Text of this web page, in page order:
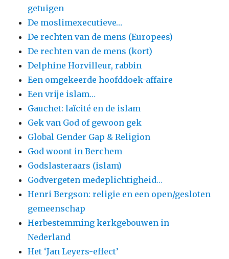
getuigen
De moslimexecutieve…
De rechten van de mens (Europees)
De rechten van de mens (kort)
Delphine Horvilleur, rabbin
Een omgekeerde hoofddoek-affaire
Een vrije islam…
Gauchet: laïcité en de islam
Gek van God of gewoon gek
Global Gender Gap & Religion
God woont in Berchem
Godslasteraars (islam)
Godvergeten medeplichtigheid…
Henri Bergson: religie en een open/gesloten
gemeenschap
Herbestemming kerkgebouwen in
Nederland
Het ‘Jan Leyers-effect’